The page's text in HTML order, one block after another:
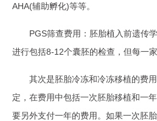
AHA(辅助孵化)等等。
PGS筛查费用：胚胎植入前遗传
进行包括8-12个囊胚的检查，但每一
其次是胚胎冷冻和冷冻移植的费
定，在费用中包括一次胚胎移植和一
要另外支付一年的费用。如果一次胚